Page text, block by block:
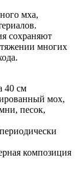
мха,
сохраняют
многих
40 см
мох,
песок,
композиция